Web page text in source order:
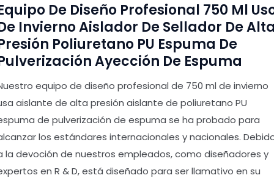
De Diseño Profesional 750 Ml
Invierno Aislador De Sellador De
Poliuretano PU Espuma De
Ayección De Espuma
equipo de diseño profesional de 750 ml de invierno
aislante de alta presión aislante de poliuretano PU
de pulverización de espuma se ha probado para
los estándares internacionales y nacionales.
la devoción de nuestros empleados, como diseñadores y
en R & D, está diseñado para ser llamativo en su